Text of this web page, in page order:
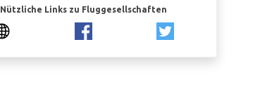
Nützliche Links zu Fluggesellschaften